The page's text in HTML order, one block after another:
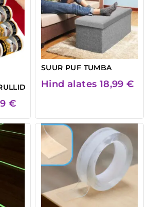
€
SUUR PUF TUMBA
Hind alates 18,99€